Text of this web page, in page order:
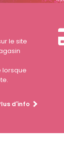
le site
lorsque
d'info